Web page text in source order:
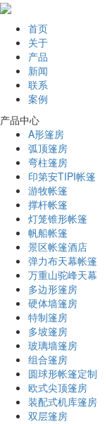
首页
关于
产品
新闻
联系
案例
产品中心
A形篷房
弧顶篷房
弯柱篷房
印第安TIPI帐篷
游牧帐篷
撑杆帐篷
灯笼锥形帐篷
帆船帐篷
景区帐篷酒店
弹力布天幕帐篷
万重山驼峰天幕
多边形篷房
硬体墙篷房
特制篷房
多坡篷房
玻璃墙篷房
组合篷房
圆球形帐篷定制
欧式尖顶篷房
装配式机库篷房
双层篷房